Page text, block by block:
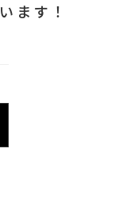
ます！